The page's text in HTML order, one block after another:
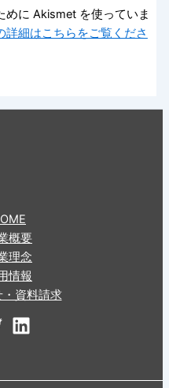
めに Akismet を使っていま
詳細はこちらをご覧くださ
概要
理念
情報
・資料請求